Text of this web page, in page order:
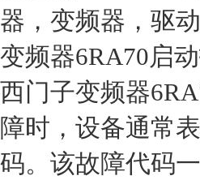
器，变频器，驱
变频器6RA70启
西门子变频器
障时，设备通常
码。该故障代码